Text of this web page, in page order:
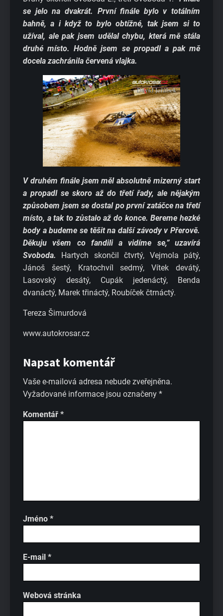
se jelo na dvakrát. První finále bylo v totálním
bahně, a i když to bylo obtížné, tak jsem si to
užíval, ale pak jsem udělal chybu, která mě stála
druhé místo. Hodně jsem se propadl a pak mě
docela zachránila červená vlajka.
V druhém finále jsem měl absolutně mizerný start
a propadl se skoro až do třetí řady, ale nějakým
způsobem jsem se dostal po první zatáčce na třetí
místo, a tak to zůstalo až do konce. Bereme hezké
body a budeme se těšit na další závody v Přerově.
Děkuju všem co fandili a vidíme se,” uzavírá
Svoboda. Hartych skončil čtvrtý, Vejmola pátý,
Jánoš šestý, Kratochvíl sedmý, Vítek devátý,
Lasovský desátý, Cupák jedenáctý, Benda
dvanáctý, Marek třináctý, Roubíček čtrnáctý.
Tereza Šimurdová
www.autokrosar.cz
Napsat komentář
Vaše e-mailová adresa nebude zveřejněna.
Vyžadované informace jsou označeny *
Komentář *
Jméno *
E-mail *
Webová stránka